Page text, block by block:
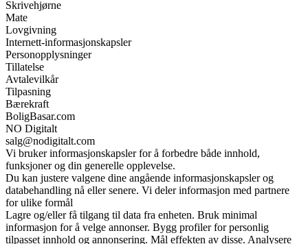
Skrivehjørne
Mate
Lovgivning
Internett-informasjonskapsler
Personopplysninger
Tillatelse
Avtalevilkår
Tilpasning
Bærekraft
BoligBasar.com
NO Digitalt
salg@nodigitalt.com
Vi bruker informasjonskapsler for å forbedre både innhold,
funksjoner og din generelle opplevelse.
Du kan justere valgene dine angående informasjonskapsler og
databehandling nå eller senere. Vi deler informasjon med partnere
for ulike formål
Lagre og/eller få tilgang til data fra enheten. Bruk minimal
informasjon for å velge annonser. Bygg profiler for personlig
tilpasset innhold og annonsering. Mål effekten av disse. Analysere